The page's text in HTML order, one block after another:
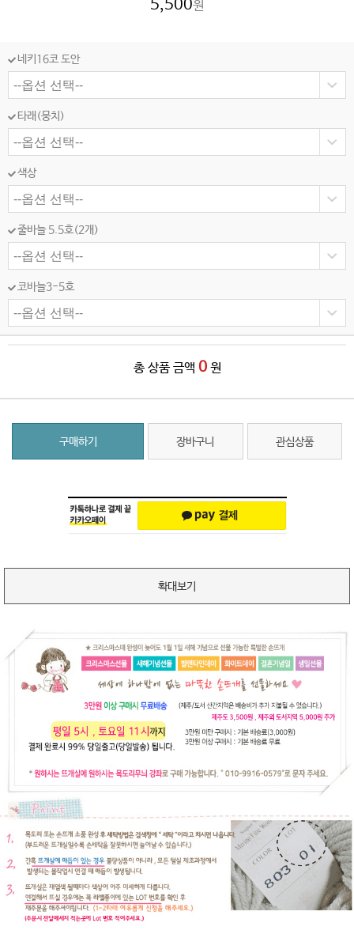
5,500원
네키16코 도안
타래(뭉치)
색상
줄바늘 5.5호(2개)
코바늘3-5호
총 상품 금액 0 원
구매하기 장바구니 관심상품
확대보기